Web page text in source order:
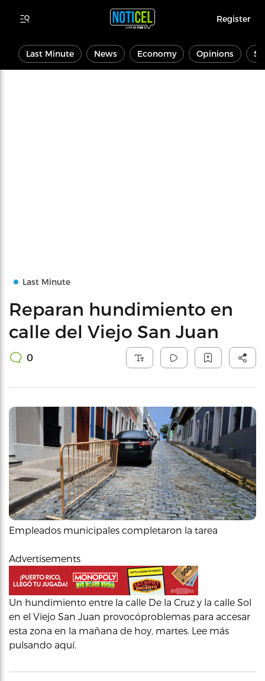
Register
Last Minute News Economy Opinions
Last Minute
Reparan hundimiento en
calle del Viejo San Juan
0
Empleados municipales completaron la tarea
Advertisements
Un hundimiento entre la calle De la Cruz y la calle Sol
en el Viejo San Juan provocóproblemas para accesar
esta zona en la mañana de hoy, martes. Lee más
pulsando aquí.